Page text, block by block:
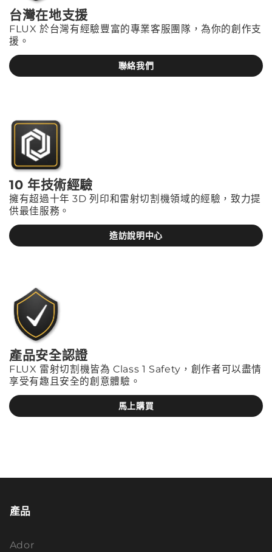
台灣在地支援
FLUX 於台灣有經驗豐富的專業客服團隊，為你的創作支
援。
聯絡我們
10 年技術經驗
擁有超過十年 3D 列印和雷射切割機領域的經驗，致力提
供最佳服務。
造訪說明中心
產品安全認證
FLUX 雷射切割機皆為 Class 1 Safety，創作者可以盡情
享受有趣且安全的創意體驗。
馬上購買
產品
Ador